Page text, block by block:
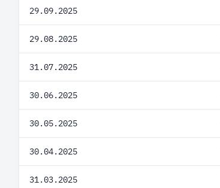
29.09.2025
29.08.2025
31.07.2025
30.06.2025
30.05.2025
30.04.2025
31.03.2025